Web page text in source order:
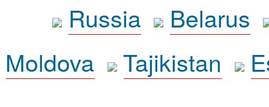
Russia
Belarus
Moldova
Tajikistan